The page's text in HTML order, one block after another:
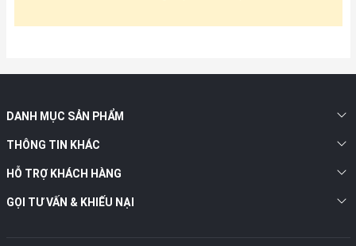
DANH MỤC SẢN PHẨM
THÔNG TIN KHÁC
HỖ TRỢ KHÁCH HÀNG
GỌI TƯ VẤN & KHIẾU NẠI